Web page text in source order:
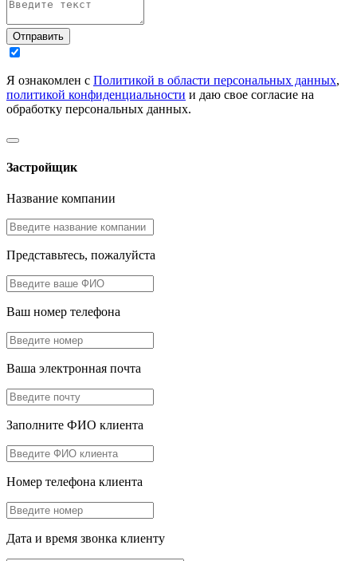
Отправить
Я ознакомлен с Политикой в области персональных данных,
политикой конфиденциальности и даю свое согласие на
обработку персональных данных.
Застройщик
Название компании
Представьтесь, пожалуйста
Ваш номер телефона
Ваша электронная почта
Заполните ФИО клиента
Номер телефона клиента
Дата и время звонка клиенту